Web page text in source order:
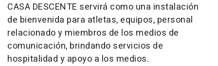
CASA DESCENTE servirá como una instalación
de bienvenida para atletas, equipos, personal
relacionado y miembros de los medios de
comunicación, brindando servicios de
hospitalidad y apoyo a los medios.